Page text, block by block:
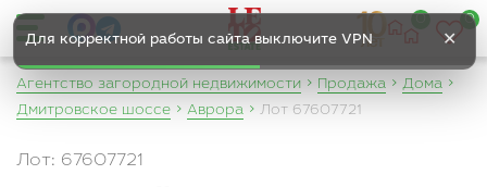
Для корректной работы сайта выключите VPN ✕
0
Агентство загородной недвижимости Продажа
Дома
Дмитровское шоссе
Аврора Лот 67607721
Лот: 67607721